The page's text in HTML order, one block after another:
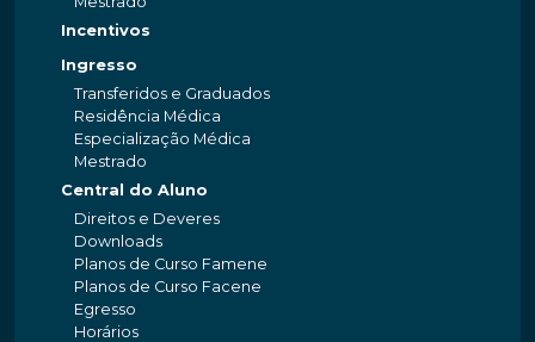
Incentivos
Ingresso
Transferidos e Graduados
Residência Médica
Especialização Médica
Mestrado
Central do Aluno
Direitos e Deveres
Downloads
Planos de Curso Famene
Planos de Curso Facene
Egresso
Horários